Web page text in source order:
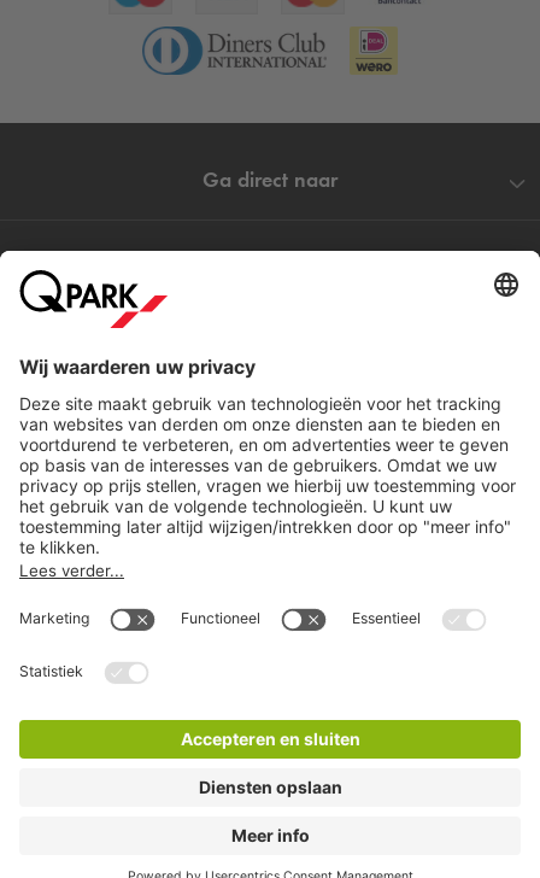
Ga direct naar
Populaire steden
Download
Privacy-instellingen
Disclaimer